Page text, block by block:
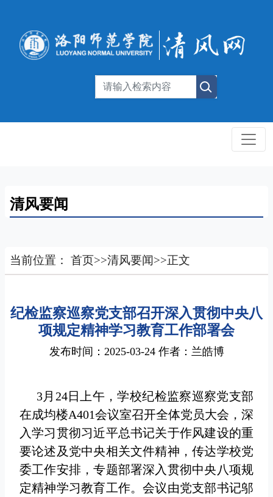
清风要闻
当前位置： 首页>>清风要闻>>正文
纪检监察巡察党支部召开深入贯彻中央八
项规定精神学习教育工作部署会
发布时间：2025-03-24 作者：兰皓博
3月24日上午，学校纪检监察巡察党支部
在成均楼A401会议室召开全体党员大会，深
入学习贯彻习近平总书记关于作风建设的重
要论述及党中央相关文件精神，传达学校党
委工作安排，专题部署深入贯彻中央八项规
定精神学习教育工作。会议由党支部书记邬